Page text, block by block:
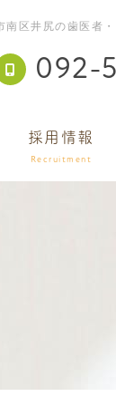
南区井尻の歯医者
092-
採用情報
Recruitment